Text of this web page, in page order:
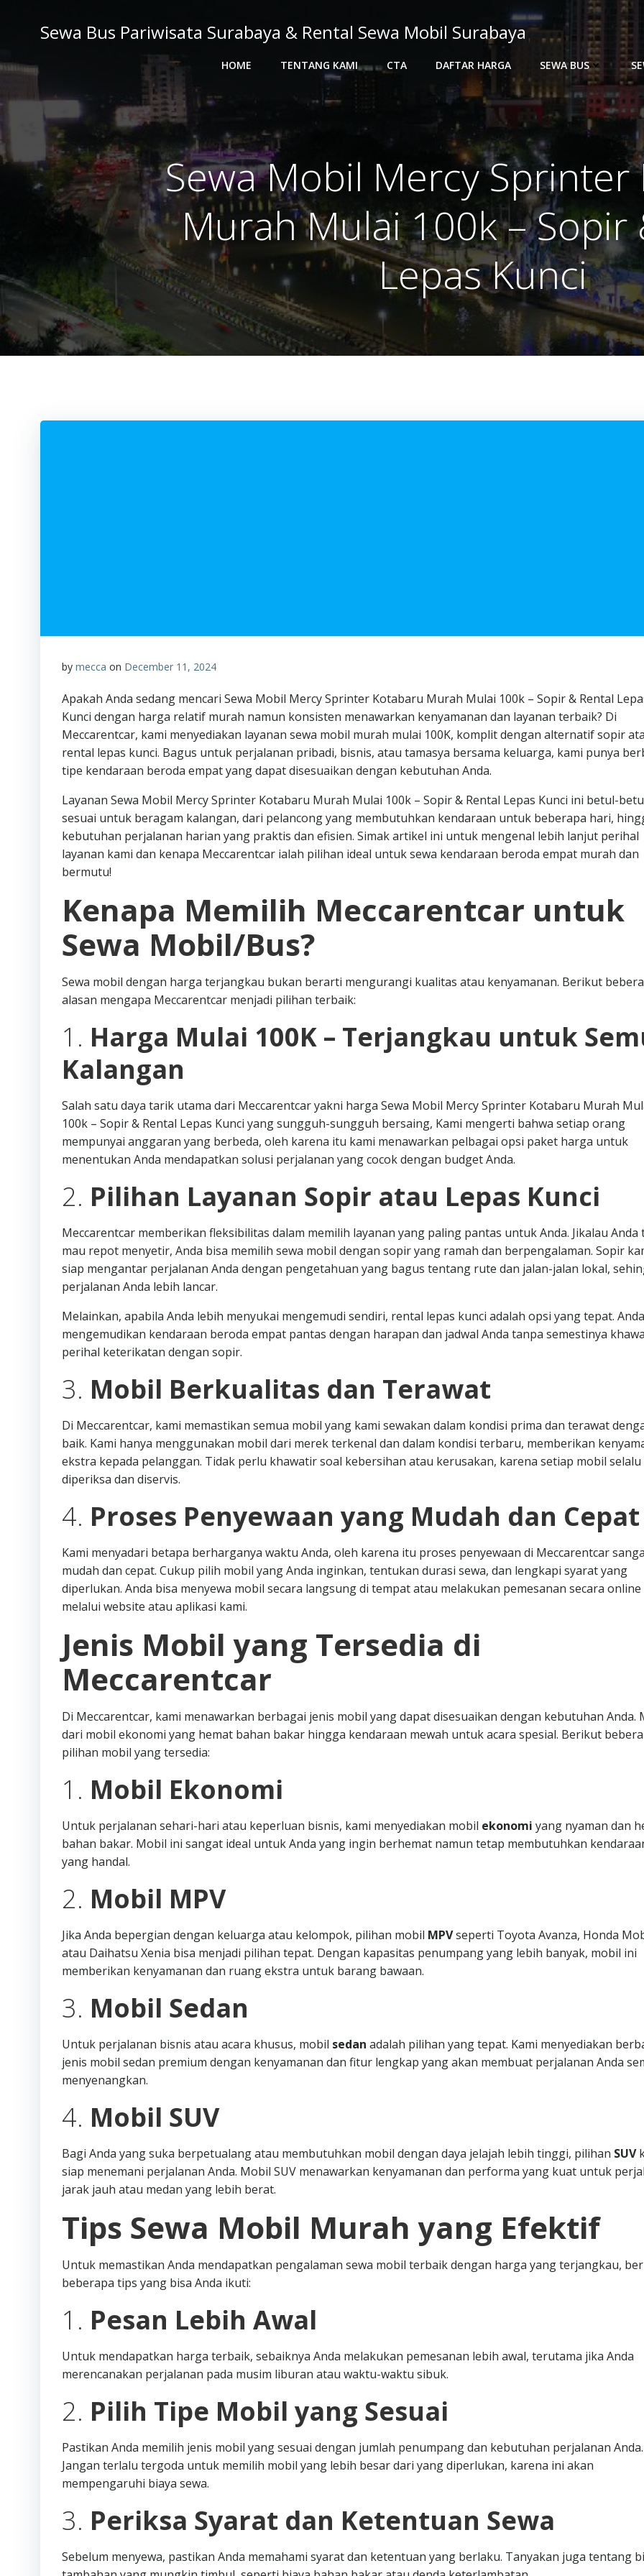
Sewa Bus Pariwisata Surabaya & Rental Sewa Mobil Surabaya
HOME TENTANG KAMI CTA DAFTAR HARGA SEWA BUS
Sewa Mobil Mercy Sprinter
Murah Mulai 100k – Sopir
Lepas Kunci
by mecca on December 11, 2024
Apakah Anda sedang mencari Sewa Mobil Mercy Sprinter Kotabaru Murah Mulai 100k – Sopir & Rental
Kunci dengan harga relatif murah namun konsisten menawarkan kenyamanan dan layanan terbaik? Di
Meccarentcar, kami menyediakan layanan sewa mobil murah mulai 100K, komplit dengan alternatif sopir
rental lepas kunci. Bagus untuk perjalanan pribadi, bisnis, atau tamasya bersama keluarga, kami punya
tipe kendaraan beroda empat yang dapat disesuaikan dengan kebutuhan Anda.
Layanan Sewa Mobil Mercy Sprinter Kotabaru Murah Mulai 100k – Sopir & Rental Lepas Kunci ini betul-
sesuai untuk beragam kalangan, dari pelancong yang membutuhkan kendaraan untuk beberapa hari,
kebutuhan perjalanan harian yang praktis dan efisien. Simak artikel ini untuk mengenal lebih lanjut perihal
layanan kami dan kenapa Meccarentcar ialah pilihan ideal untuk sewa kendaraan beroda empat murah dan
bermutu!
Kenapa Memilih Meccarentcar untuk
Sewa Mobil/Bus?
Sewa mobil dengan harga terjangkau bukan berarti mengurangi kualitas atau kenyamanan. Berikut
alasan mengapa Meccarentcar menjadi pilihan terbaik:
1. Harga Mulai 100K – Terjangkau untuk
Kalangan
Salah satu daya tarik utama dari Meccarentcar yakni harga Sewa Mobil Mercy Sprinter Kotabaru Murah
100k – Sopir & Rental Lepas Kunci yang sungguh-sungguh bersaing, Kami mengerti bahwa setiap orang
mempunyai anggaran yang berbeda, oleh karena itu kami menawarkan pelbagai opsi paket harga untuk
menentukan Anda mendapatkan solusi perjalanan yang cocok dengan budget Anda.
2. Pilihan Layanan Sopir atau Lepas Kunci
Meccarentcar memberikan fleksibilitas dalam memilih layanan yang paling pantas untuk Anda. Jikalau Anda
mau repot menyetir, Anda bisa memilih sewa mobil dengan sopir yang ramah dan berpengalaman. Sopir
siap mengantar perjalanan Anda dengan pengetahuan yang bagus tentang rute dan jalan-jalan lokal,
perjalanan Anda lebih lancar.
Melainkan, apabila Anda lebih menyukai mengemudi sendiri, rental lepas kunci adalah opsi yang tepat.
mengemudikan kendaraan beroda empat pantas dengan harapan dan jadwal Anda tanpa semestinya
perihal keterikatan dengan sopir.
3. Mobil Berkualitas dan Terawat
Di Meccarentcar, kami memastikan semua mobil yang kami sewakan dalam kondisi prima dan terawat
baik. Kami hanya menggunakan mobil dari merek terkenal dan dalam kondisi terbaru, memberikan
ekstra kepada pelanggan. Tidak perlu khawatir soal kebersihan atau kerusakan, karena setiap mobil
diperiksa dan diservis.
4. Proses Penyewaan yang Mudah dan Cepat
Kami menyadari betapa berharganya waktu Anda, oleh karena itu proses penyewaan di Meccarentcar
mudah dan cepat. Cukup pilih mobil yang Anda inginkan, tentukan durasi sewa, dan lengkapi syarat yang
diperlukan. Anda bisa menyewa mobil secara langsung di tempat atau melakukan pemesanan secara online
melalui website atau aplikasi kami.
Jenis Mobil yang Tersedia di
Meccarentcar
Di Meccarentcar, kami menawarkan berbagai jenis mobil yang dapat disesuaikan dengan kebutuhan Anda.
dari mobil ekonomi yang hemat bahan bakar hingga kendaraan mewah untuk acara spesial. Berikut
pilihan mobil yang tersedia:
1. Mobil Ekonomi
Untuk perjalanan sehari-hari atau keperluan bisnis, kami menyediakan mobil ekonomi yang nyaman dan
bahan bakar. Mobil ini sangat ideal untuk Anda yang ingin berhemat namun tetap membutuhkan
yang handal.
2. Mobil MPV
Jika Anda bepergian dengan keluarga atau kelompok, pilihan mobil MPVseperti Toyota Avanza, Honda
atau Daihatsu Xenia bisa menjadi pilihan tepat. Dengan kapasitas penumpang yang lebih banyak, mobil ini
memberikan kenyamanan dan ruang ekstra untuk barang bawaan.
3. Mobil Sedan
Untuk perjalanan bisnis atau acara khusus, mobil sedan adalah pilihan yang tepat. Kami menyediakan
jenis mobil sedan premium dengan kenyamanan dan fitur lengkap yang akan membuat perjalanan Anda
menyenangkan.
4. Mobil SUV
Bagi Anda yang suka berpetualang atau membutuhkan mobil dengan daya jelajah lebih tinggi, pilihan SUV
siap menemani perjalanan Anda. Mobil SUV menawarkan kenyamanan dan performa yang kuat untuk
jarak jauh atau medan yang lebih berat.
Tips Sewa Mobil Murah yang Efektif
Untuk memastikan Anda mendapatkan pengalaman sewa mobil terbaik dengan harga yang terjangkau,
beberapa tips yang bisa Anda ikuti:
1. Pesan Lebih Awal
Untuk mendapatkan harga terbaik, sebaiknya Anda melakukan pemesanan lebih awal, terutama jika Anda
merencanakan perjalanan pada musim liburan atau waktu-waktu sibuk.
2. Pilih Tipe Mobil yang Sesuai
Pastikan Anda memilih jenis mobil yang sesuai dengan jumlah penumpang dan kebutuhan perjalanan Anda.
Jangan terlalu tergoda untuk memilih mobil yang lebih besar dari yang diperlukan, karena ini akan
mempengaruhi biaya sewa.
3. Periksa Syarat dan Ketentuan Sewa
Sebelum menyewa, pastikan Anda memahami syarat dan ketentuan yang berlaku. Tanyakan juga tentang